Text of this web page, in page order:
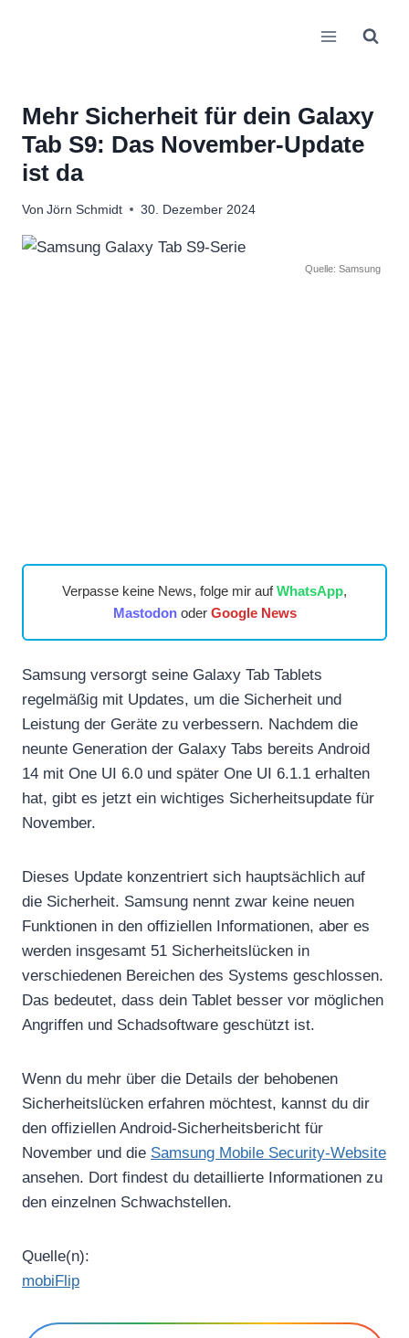
Mehr Sicherheit für dein Galaxy
Tab S9: Das November-Update
ist da
Von Jörn Schmidt 30. Dezember 2024
Quelle: Samsung
Verpasse keine News, folge mir aufWhatsApp,
Mastodonoder Google News
Samsung versorgt seine Galaxy Tab Tablets
regelmäßig mit Updates, um die Sicherheit und
Leistung der Geräte zu verbessern. Nachdem die
neunte Generation der Galaxy Tabs bereits Android
14 mit One UI 6.0 und später One UI 6.1.1 erhalten
hat, gibt es jetzt ein wichtiges Sicherheitsupdate für
November.
Dieses Update konzentriert sich hauptsächlich auf
die Sicherheit. Samsung nennt zwar keine neuen
Funktionen in den offiziellen Informationen, aber es
werden insgesamt 51 Sicherheitslücken in
verschiedenen Bereichen des Systems geschlossen.
Das bedeutet, dass dein Tablet besser vor möglichen
Angriffen und Schadsoftware geschützt ist.
Wenn du mehr über die Details der behobenen
Sicherheitslücken erfahren möchtest, kannst du dir
den offiziellen Android-Sicherheitsbericht für
November und die Samsung Mobile Security-Website
ansehen. Dort findest du detaillierte Informationen zu
den einzelnen Schwachstellen.
Quelle(n):
mobiFlip